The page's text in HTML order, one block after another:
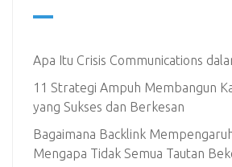
Apa Itu Crisis Communications
11 Strategi Ampuh Membangun
yang Sukses dan Berkesan
Bagaimana Backlink
Mengapa Tidak Semua Tautan